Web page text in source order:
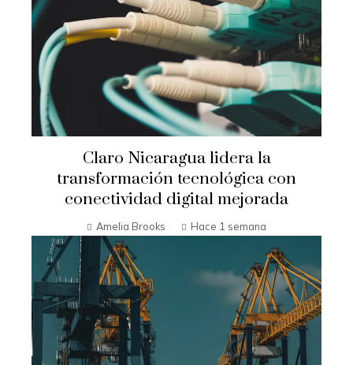
Claro Nicaragua lidera la
transformación tecnológica con
conectividad digital mejorada
Amelia Brooks Hace 1 semana